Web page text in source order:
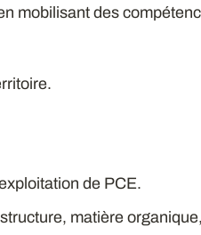
mobilisant des
de PCE.
matière